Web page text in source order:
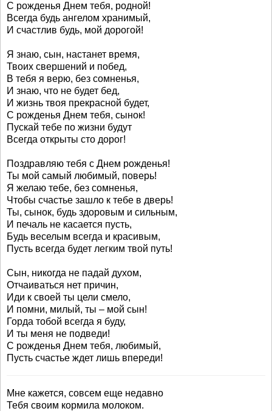
С рожденья Днем тебя, родной!
Всегда будь ангелом хранимый,
И счастлив будь, мой дорогой!
Я знаю, сын, настанет время,
Твоих свершений и побед,
В тебя я верю, без сомненья,
И знаю, что не будет бед,
И жизнь твоя прекрасной будет,
С рожденья Днем тебя, сынок!
Пускай тебе по жизни будут
Всегда открыты сто дорог!
Поздравляю тебя с Днем рожденья!
Ты мой самый любимый, поверь!
Я желаю тебе, без сомненья,
Чтобы счастье зашло к тебе в дверь!
Ты, сынок, будь здоровым и сильным,
И печаль не касается пусть,
Будь веселым всегда и красивым,
Пусть всегда будет легким твой путь!
Сын, никогда не падай духом,
Отчаиваться нет причин,
Иди к своей ты цели смело,
И помни, милый, ты – мой сын!
Горда тобой всегда я буду,
И ты меня не подведи!
С рожденья Днем тебя, любимый,
Пусть счастье ждет лишь впереди!
Мне кажется, совсем еще недавно
Тебя своим кормила молоком.